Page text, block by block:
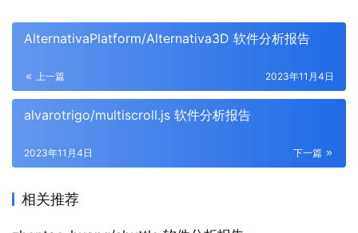
AlternativaPlatform/Alternativa3D 软件分析报告
上一篇 2023年11月4日
alvarotrigo/multiscroll.js 软件分析报告
下一篇
2023年11月4日
相关推荐